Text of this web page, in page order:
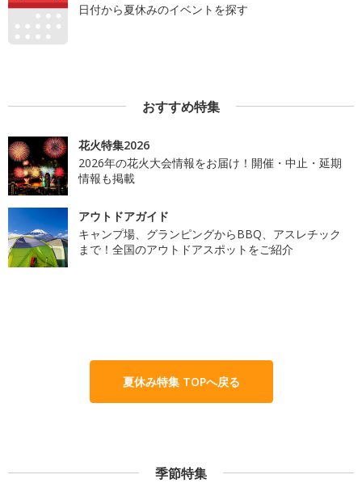
日付から夏休みのイベントを探す
おすすめ特集
花火特集2026
2026年の花火大会情報をお届け！開催・中止・延期
情報も掲載
アウトドアガイド
キャンプ場、グランピングからBBQ、アスレチック
まで！全国のアウトドアスポットをご紹介
夏休み特集 TOPへ戻る
季節特集